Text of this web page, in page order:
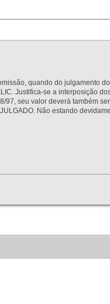
quando do julgamento
Justifica-se a interposição
seu valor deverá também
Não estando